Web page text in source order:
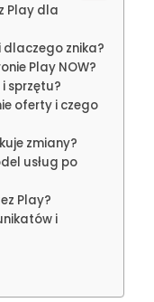
Play dla
dlaczego znika?
Play NOW?
sprzętu?
oferty i czego
zmiany?
usług po
Play?
i